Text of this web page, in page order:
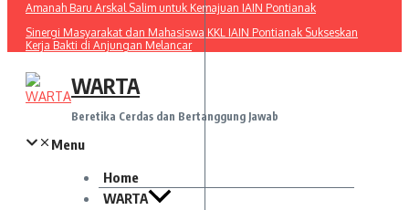
Amanah Baru Arskal Salim untuk Kemajuan IAIN Pontianak
Sinergi Masyarakat dan Mahasiswa KKL IAIN Pontianak Sukseskan
Kerja Bakti di Anjungan Melancar
WARTA
Beretika Cerdas dan Bertanggung Jawab
Menu
Home
WARTA